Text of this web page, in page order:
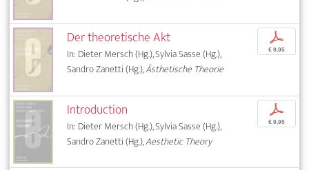
Der theoretische Akt
In: Dieter Mersch (Hg.), Sylvia Sasse (Hg.),
Sandro Zanetti (Hg.),Ästhetische Theorie
p
€ 9,95
Introduction
In: Dieter Mersch (Hg.), Sylvia Sasse (Hg.),
Sandro Zanetti (Hg.),Aesthetic Theory
p
€ 9,95